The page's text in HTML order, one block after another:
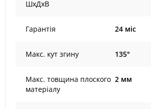
ШхДхВ
Гарантія 24 міс
Макс. кут згину 135°
Макс. товщина плоского
матеріалу
2 мм